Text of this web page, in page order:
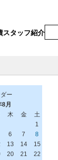
スタッフ紹介
ー
月
木 金
土
1
6 7
8
13 14
15
20 21
22